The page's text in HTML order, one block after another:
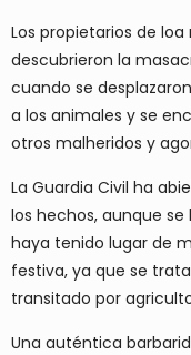
Los propietarios de
descubrieron la
cuando se
a los animales y se
otros malheridos y
La Guardia Civil ha
los hechos, aunque
haya tenido lugar de
festiva, ya que se
transitado por
Una auténtica